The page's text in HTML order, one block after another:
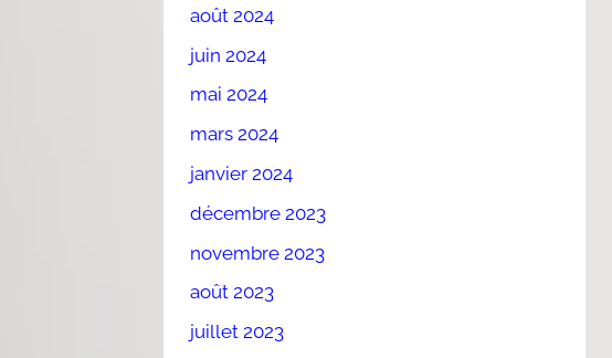
août 2024
juin 2024
mai 2024
mars 2024
janvier 2024
décembre 2023
novembre 2023
août 2023
juillet 2023